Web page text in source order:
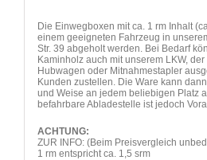
Die Einwegboxen mit ca. 1 rm Inhalt
einem geeigneten Fahrzeug in
Str. 39 abgeholt werden. Bei Bedarf
Kaminholz auch mit unserem LKW,
Hubwagen oder Mitnahmestapler
Kunden zustellen. Die Ware kann
und Weise an jedem beliebigen Platz
befahrbare Abladestelle ist jedoch
ACHTUNG:
ZUR INFO: (Beim Preisvergleich
1 rm entspricht ca. 1,5 srm